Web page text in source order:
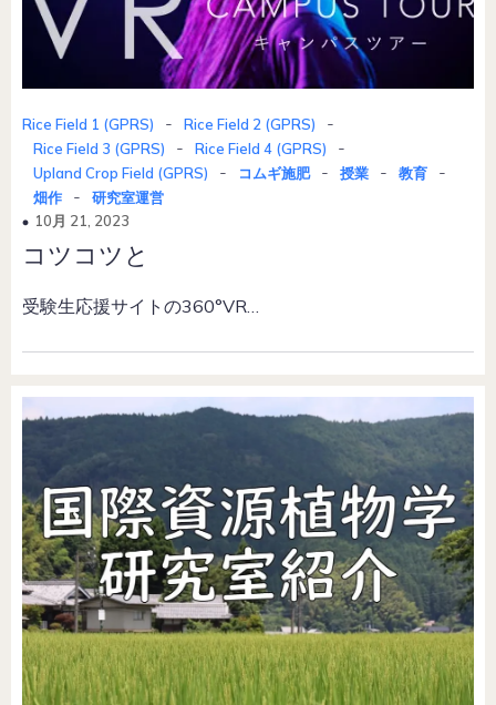
Rice Field 1 (GPRS) - Rice Field 2 (GPRS) -
Rice Field 3 (GPRS) - Rice Field 4 (GPRS) -
Upland Crop Field (GPRS) - コムギ施肥 - 授業 - 教育 -
畑作 -
研究室運営
10月 21, 2023
コツコツと
受験生応援サイトの360°VR…